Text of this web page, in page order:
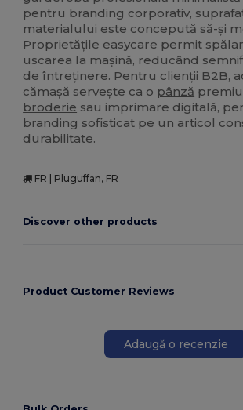
pentru branding corporativ,
materialului este concepută să-și
Proprietățile easycare permit
uscarea la mașină, reducând
de întreținere. Pentru clienții B2B,
cămașă servește ca o pânză
broderie sau imprimare digitală,
branding sofisticat pe un articol
durabilitate.
FR | Pluguffan, FR
Discover other products
Product Customer Reviews
Adaugă o recenzie